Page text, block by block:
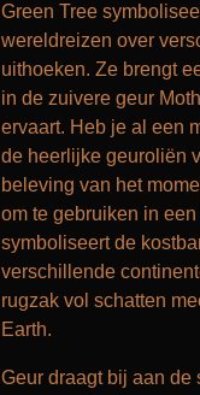
Green Tree
wereldreizen over
uithoeken. Ze brengt
in de zuivere geur
ervaart. Heb je al een
de heerlijke geuroliën
beleving van het
om te gebruiken in
symboliseert de
verschillende
rugzak vol schatten
Earth.
Geur draagt bij aan de